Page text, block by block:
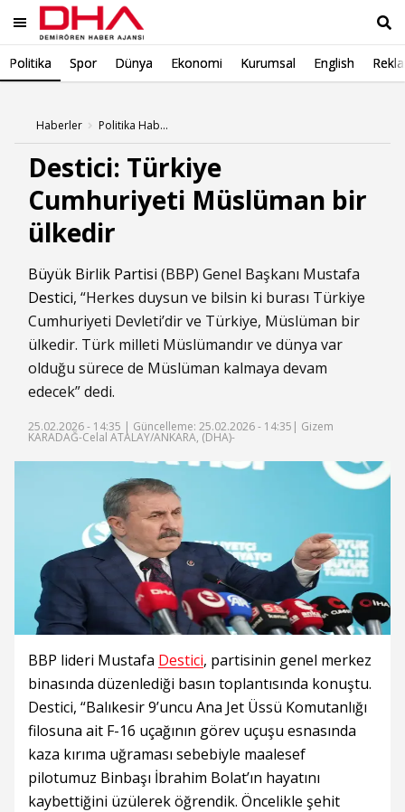
Politika Spor Dünya Ekonomi Kurumsal English
Haberler Politika Haberleri
Destici: Türkiye
Cumhuriyeti Müslüman bir
ülkedir
Büyük Birlik Partisi (BBP) Genel Başkanı Mustafa
Destici, “Herkes duysun ve bilsin ki burası Türkiye
Cumhuriyeti Devleti’dir ve Türkiye, Müslüman bir
ülkedir. Türk milleti Müslümandır ve dünya var
olduğu sürece de Müslüman kalmaya devam
edecek” dedi.
25.02.2026 - 14:35 | Güncelleme: 25.02.2026 - 14:35 | Gizem
KARADAĞ-Celal ATALAY/ANKARA, (DHA)-
BBP lideri Mustafa Destici, partisinin genel merkez
binasında düzenlediği basın toplantısında konuştu.
Destici, “Balıkesir 9’uncu Ana Jet Üssü Komutanlığı
filosuna ait F-16 uçağının görev uçuşu esnasında
kaza kırıma uğraması sebebiyle maalesef
pilotumuz Binbaşı İbrahim Bolat’ın hayatını
kaybettiğini üzülerek öğrendik. Öncelikle şehit